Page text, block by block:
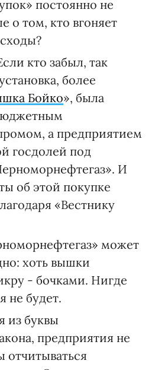
постоянно не
о том, кто вгоняет
кто забыл, так
более
Бойко», была
а предприятием
госдолей под
И
об этой покупке
«Вестнику
может
хоть вышки
- бочками. Нигде
не будет.
из буквы
предприятия не
отчитываться